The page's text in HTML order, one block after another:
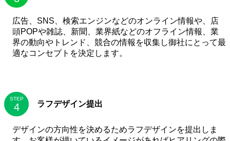
広告、SNS、検索エンジンなどのオンライン情報や、店
頭POPや雑誌、新聞、業界紙などのオフライン情報、業
界の動向やトレンド、競合の情報を収集し御社にとって最
適なコンセプトを決定します。
STEP
ラフデザイン提出
デザインの方向性を決めるためラフデザインを提出しま